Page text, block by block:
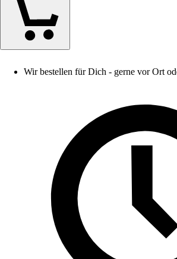
Wir bestellen für Dich - gerne vor Ort